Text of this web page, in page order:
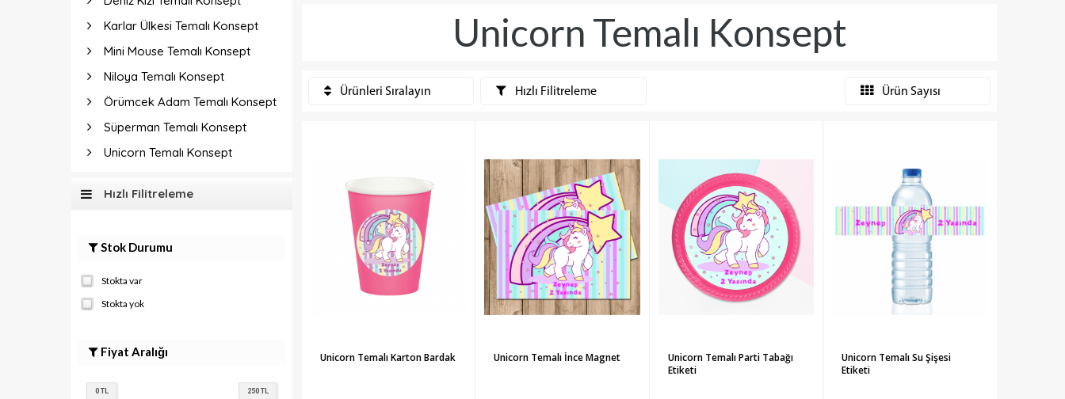
Karlar Ülkesi Temalı Konsept
Mini Mouse Temalı Konsept
Niloya Temalı Konsept
Örümcek Adam Temalı Konsept
Süperman Temalı Konsept
Unicorn Temalı Konsept
Hızlı Filitreleme
Stok Durumu
Stokta var
Stokta yok
Fiyat Aralığı
0TL 250TL
Unicorn Temalı Konsept
Ürünleri Sıralayın Hızlı Filitreleme Ürün Sayısı
Unicorn Temalı Karton Bardak Unicorn Temalı İnce Magnet
Unicorn Temalı Parti Tabağı
Etiketi
Unicorn Temalı Su Şişesi
Etiketi